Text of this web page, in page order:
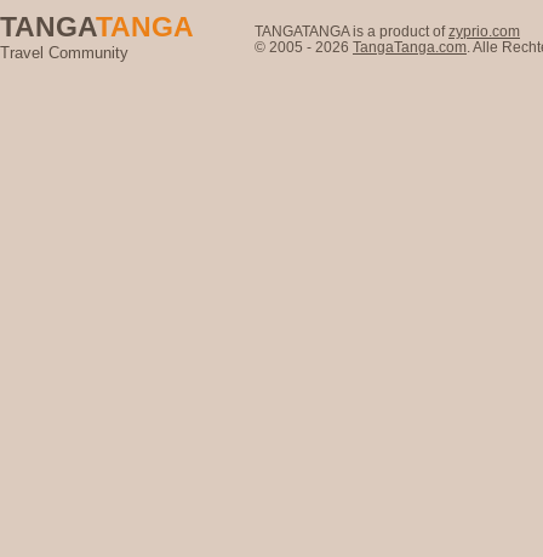
TANGATANGA
Travel Community
TANGATANGA is a product ofzyprio.com
© 2005 - 2026 TangaTanga.com . Alle